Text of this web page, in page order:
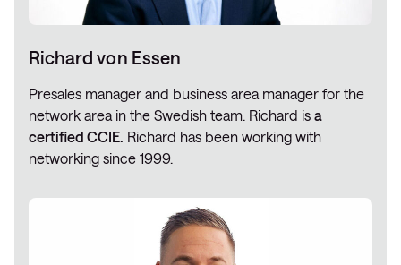
Richard von Essen
Presales manager and business area manager for the
network area in the Swedish team. Richard is a
certified CCIE. Richard has been working with
networking since 1999.